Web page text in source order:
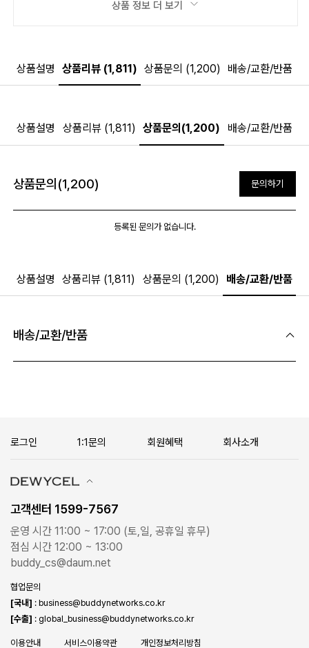
상품 정보 더 보기
상품설명 상품리뷰 (1,811) 상품문의 (1,200) 배송/교환/반품
상품설명 상품리뷰 (1,811) 상품문의(1,200) 배송/교환/반품
상품문의(1,200) 문의하기
등록된 문의가 없습니다.
상품설명 상품리뷰 (1,811) 상품문의 (1,200) 배송/교환/반품
배송/교환/반품
로그인 1:1문의 회원혜택 회사소개
고객센터 1599-7567
운영 시간 11:00 ~ 17:00 (토,일, 공휴일 휴무)
점심 시간 12:00 ~ 13:00
buddy_cs@daum.net
협업문의
[국내] : business@buddynetworks.co.kr
[수출] : global_business@buddynetworks.co.kr
이용안내 서비스이용약관 개인정보처리방침